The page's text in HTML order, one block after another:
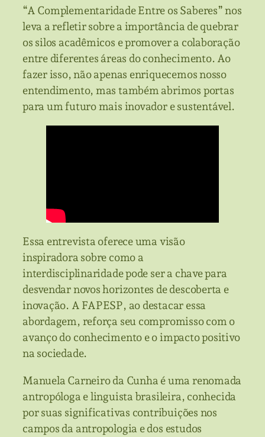
“A Complementaridade Entre os Saberes” nos
leva a refletir sobre a importância de quebrar
os silos acadêmicos e promover a colaboração
entre diferentes áreas do conhecimento. Ao
fazer isso, não apenas enriquecemos nosso
entendimento, mas também abrimos portas
para um futuro mais inovador e sustentável.
Essa entrevista oferece uma visão
inspiradora sobre como a
interdisciplinaridade pode ser a chave para
desvendar novos horizontes de descoberta e
inovação. A FAPESP, ao destacar essa
abordagem, reforça seu compromisso com o
avanço do conhecimento e o impacto positivo
na sociedade.
Manuela Carneiro da Cunha é uma renomada
antropóloga e linguista brasileira, conhecida
por suas significativas contribuições nos
campos da antropologia e dos estudos